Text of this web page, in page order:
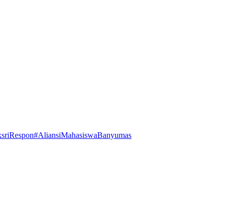
#AliansiMahasiswaBanyumas